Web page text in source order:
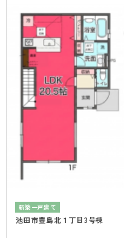
新築一戸建て
池田市豊島北１丁目3号棟